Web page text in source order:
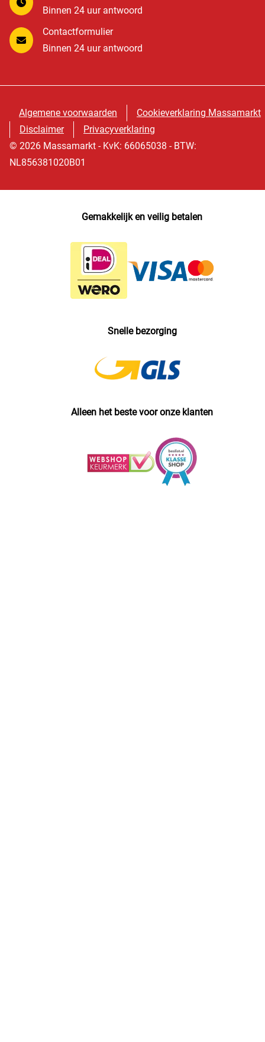
Binnen 24 uur antwoord
Contactformulier
Binnen 24 uur antwoord
Algemene voorwaarden
Cookieverklaring Massamarkt
Disclaimer
Privacyverklaring
© 2026 Massamarkt - KvK: 66065038 - BTW:
NL856381020B01
Gemakkelijk en veilig betalen
Snelle bezorging
Alleen het beste voor onze klanten